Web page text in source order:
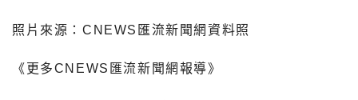
照片來源：CNEWS匯流新聞網資料照
《更多CNEWS匯流新聞網報導》